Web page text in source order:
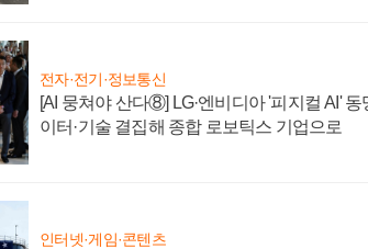
전자·전기·정보통신
[AI 뭉쳐야 산다⑧] LG·엔비디아 '피지컬 AI' 동
이터·기술 결집해 종합 로보틱스 기업으로
인터넷·게임·콘텐츠